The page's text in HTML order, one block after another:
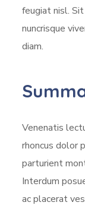
feugiat nisl.
nuncrisque
diam.
Venenatis
rhoncus dolor
parturient
Interdum
ac placerat